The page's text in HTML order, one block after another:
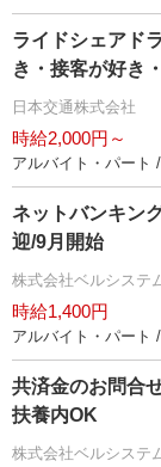
ライドシェアド
き・接客が好き
日本交通株式会社
時給2,000円～
アルバイト・パート
ネットバンキン
迎/9月開始
株式会社ベルシステ
時給1,400円
アルバイト・パート
共済金のお問合
扶養内OK
株式会社ベルシステ